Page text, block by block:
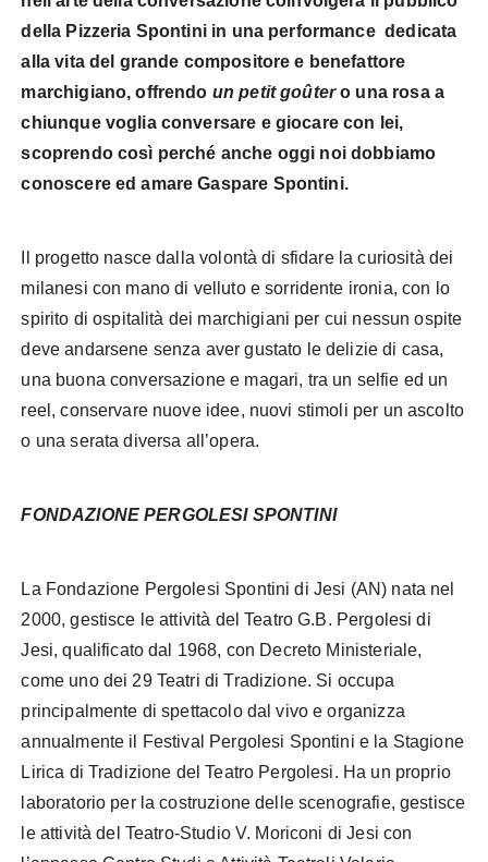
della Pizzeria Spontini in una performance dedicata
alla vita del grande compositore e benefattore
marchigiano, offrendo un petit goûtero una rosa a
chiunque voglia conversare e giocare con lei,
scoprendo così perché anche oggi noi dobbiamo
conoscere ed amare Gaspare Spontini.
Il progetto nasce dalla volontà di sfidare la curiosità dei
milanesi con mano di velluto e sorridente ironia, con lo
spirito di ospitalità dei marchigiani per cui nessun ospite
deve andarsene senza aver gustato le delizie di casa,
una buona conversazione e magari, tra un selfie ed un
reel, conservare nuove idee, nuovi stimoli per un ascolto
o una serata diversa all’opera.
FONDAZIONE PERGOLESI SPONTINI
La Fondazione Pergolesi Spontini di Jesi (AN) nata nel
2000, gestisce le attività del Teatro G.B. Pergolesi di
Jesi, qualificato dal 1968, con Decreto Ministeriale,
come uno dei 29 Teatri di Tradizione. Si occupa
principalmente di spettacolo dal vivo e organizza
annualmente il Festival Pergolesi Spontini e la Stagione
Lirica di Tradizione del Teatro Pergolesi. Ha un proprio
laboratorio per la costruzione delle scenografie, gestisce
le attività del Teatro-Studio V. Moriconi di Jesi con